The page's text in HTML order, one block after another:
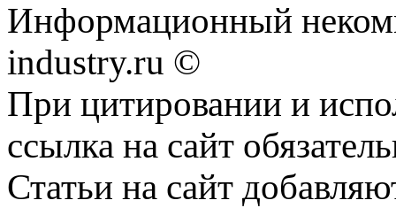
Информационный
industry.ru ©
При цитировании и
ссылка на сайт
Статьи на сайт